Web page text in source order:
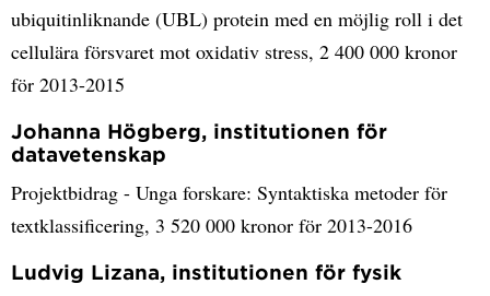
ubiquitinliknande (UBL) protein med en möjlig roll i det
cellulära försvaret mot oxidativ stress, 2 400 000 kronor
för 2013-2015
Johanna Högberg, institutionen för
datavetenskap
Projektbidrag - Unga forskare: Syntaktiska metoder för
textklassificering, 3 520 000 kronor för 2013-2016
Ludvig Lizana, institutionen för fysik